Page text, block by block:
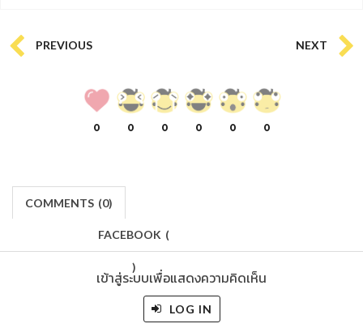
PREVIOUS NEXT
0 0 0 0 0 0
COMMENTS (0)
FACEBOOK (
)
เข้าสู่ระบบเพื่อแสดงความคิดเห็น
LOG IN